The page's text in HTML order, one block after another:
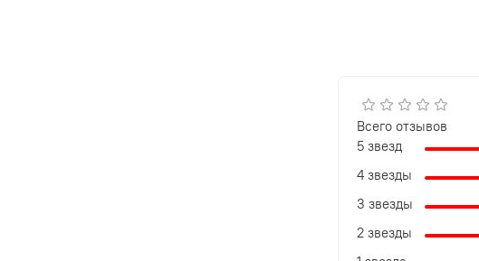
Всего отзывов
5 звезд
4 звезды
3 звезды
2 звезды